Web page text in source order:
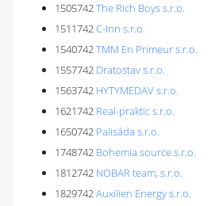
1505742The Rich Boys s.r.o.
1511742C-Inn s.r.o.
1540742TMM En Primeur s.r.o.
1557742 Dratostav s.r.o.
1563742 HYTYMEDAV s.r.o.
1621742 Real-praktic s.r.o.
1650742 Palisáda s.r.o.
1748742 Bohemia source s.r.o.
1812742 NOBAR team, s.r.o.
1829742Auxilien Energy s.r.o.